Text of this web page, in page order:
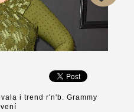
i trend r'n'b. Grammy